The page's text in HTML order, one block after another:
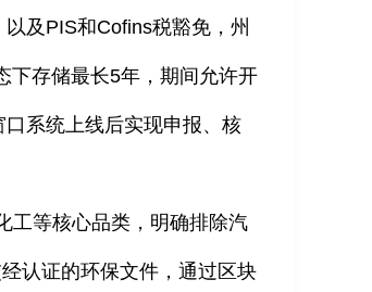
以及PIS和Cofins税豁免，州
下存储最长5年，期间允许开
系统上线后实现申报、核
工等核心品类，明确排除汽
认证的环保文件，通过区块